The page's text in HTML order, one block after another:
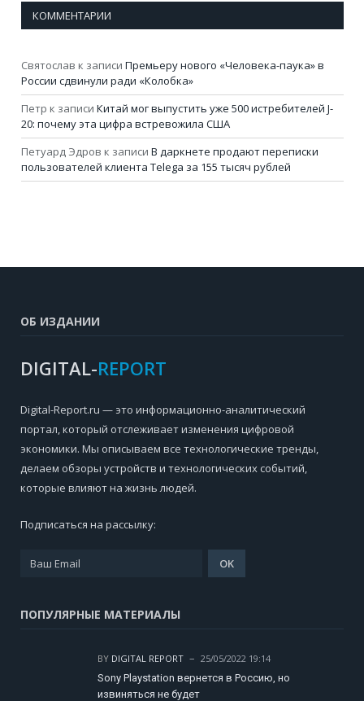
КОММЕНТАРИИ
Святослав к записи Премьеру нового «Человека-паука» в
России сдвинули ради «Колобка»
Петр к записи Китай мог выпустить уже 500 истребителей J-
20: почему эта цифра встревожила США
Петуард Эдров к записи В даркнете продают переписки
пользователей клиента Telega за 155 тысяч рублей
ОБ ИЗДАНИИ
DIGITAL-REPORT
Digital-Report.ru — это информационно-аналитический
портал, который отслеживает изменения цифровой
экономики. Мы описываем все технологические тренды,
делаем обзоры устройств и технологических событий,
которые влияют на жизнь людей.
Подписаться на рассылку:
ПОПУЛЯРНЫЕ МАТЕРИАЛЫ
BY DIGITAL REPORT
25/05/2022 19:14
Sony Playstation вернется в Россию, но
извиняться не будет